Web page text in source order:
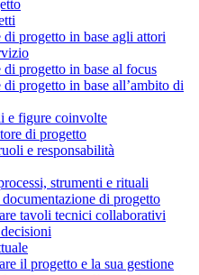
progetto in base agli attori
progetto in base al focus
progetto in base all’ambito di
e figure coinvolte
di progetto
e responsabilità
strumenti e rituali
di progetto
tavoli tecnici collaborativi
il progetto e la sua gestione